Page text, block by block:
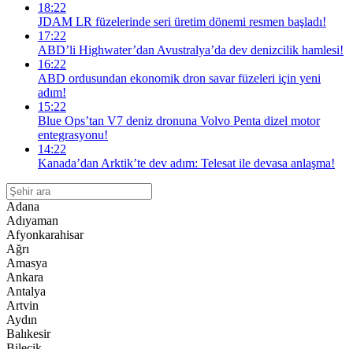
18:22
JDAM LR füzelerinde seri üretim dönemi resmen başladı!
17:22
ABD’li Highwater’dan Avustralya’da dev denizcilik hamlesi!
16:22
ABD ordusundan ekonomik dron savar füzeleri için yeni
adım!
15:22
Blue Ops’tan V7 deniz dronuna Volvo Penta dizel motor
entegrasyonu!
14:22
Kanada’dan Arktik’te dev adım: Telesat ile devasa anlaşma!
Adana
Adıyaman
Afyonkarahisar
Ağrı
Amasya
Ankara
Antalya
Artvin
Aydın
Balıkesir